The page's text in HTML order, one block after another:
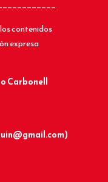
contenidos
expresa
Carbonell